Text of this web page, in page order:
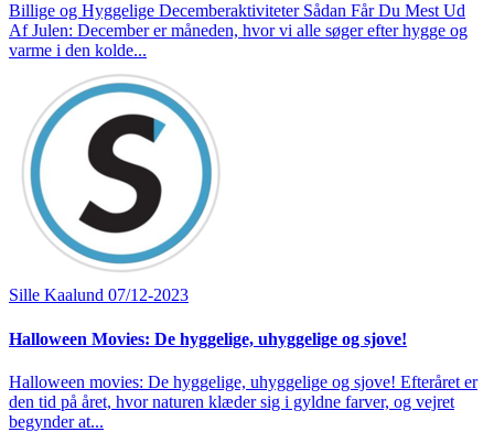
Billige og Hyggelige Decemberaktiviteter Sådan Får Du Mest Ud
Af Julen: December er måneden, hvor vi alle søger efter hygge og
varme i den kolde...
Sille Kaalund 07/12-2023
Halloween Movies: De hyggelige, uhyggelige og sjove!
Halloween movies: De hyggelige, uhyggelige og sjove! Efteråret er
den tid på året, hvor naturen klæder sig i gyldne farver, og vejret
begynder at...